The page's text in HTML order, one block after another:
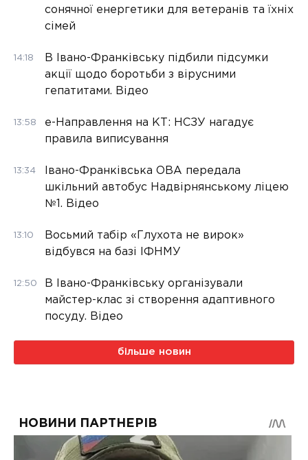
сонячної енергетики для ветеранів та їхніх
сімей
14:18
В Івано-Франківську підбили підсумки
акції щодо боротьби з вірусними
гепатитами. Відео
13:58
е-Направлення на КТ: НСЗУ нагадує
правила виписування
13:34
Івано-Франківська ОВА передала
шкільний автобус Надвірнянському ліцею
№1. Відео
13:10
Восьмий табір «Глухота не вирок»
відбувся на базі ІФНМУ
12:50
В Івано-Франківську організували
майстер-клас зі створення адаптивного
посуду. Відео
більше новин